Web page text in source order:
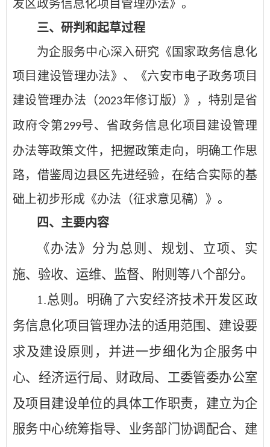
发区政务信息化项目管理办法》。
三、研判和起草过程
为企服务中心深入研究《国家政务信息化
项目建设管理办法》、《六安市电子政务项目
建设管理办法（2023年修订版）》，特别是省
政府令第299号、省政务信息化项目建设管理
办法等政策文件，把握政策走向，明确工作思
路，借鉴周边县区先进经验，在结合实际的基
础上初步形成《办法（征求意见稿）》。
四、主要内容
《办法》 分为总则、规划、立项、实
施、验收、运维、监督、附则等八个部分。
1.总则。明确了 六安经济技术开发区政
务信息化项目管理办法的适用范围、建设要
求及建设原则，并进一步细化为企服务中
心、 经济运行局、 财政局、 工委管委办公室
及项目建设单位的具体工作职责，建立为企
服务中心统筹指导、业务部门协调配合、建